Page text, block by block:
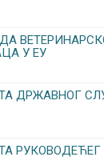
У ЕУ
ДРЖАВНОГ